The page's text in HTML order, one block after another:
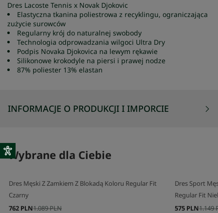
Dres Lacoste Tennis x Novak Djokovic
Elastyczna tkanina poliestrowa z recyklingu, ograniczająca
zużycie surowców
Regularny krój do naturalnej swobody
Technologia odprowadzania wilgoci Ultra Dry
Podpis Novaka Djokovica na lewym rękawie
Silikonowe krokodyle na piersi i prawej nodze
87% poliester 13% elastan
INFORMACJE O PRODUKCJI I IMPORCIE
Wybrane dla Ciebie
Dres Męski Z Zamkiem Z Blokadą Koloru Regular Fit
Czarny
1.089 PLN
762 PLN
Dres Sport
Regular Fit
1.149
575 PLN